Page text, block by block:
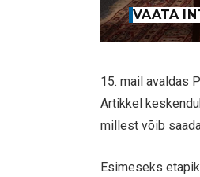
VAATA
15. mail avaldas
Artikkel
millest võib
Esimeseks